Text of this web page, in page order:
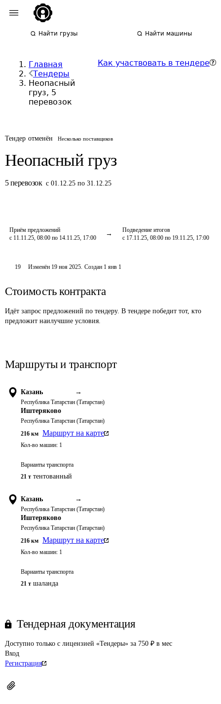
Найти грузы Найти машины
Главная
Тендеры
Неопасный
груз, 5
перевозок
Как участвовать в тендере
Тендер отменён Несколько поставщиков
Неопасный груз
5 перевозок с 01.12.25 по 31.12.25
Приём предложений
с 11.11.25, 08:00 по 14.11.25, 17:00
Подведение итогов
с 17.11.25, 08:00 по 19.11.25, 17:00
19 Изменён 19 ноя 2025. Создан 1 янв 1
Стоимость контракта
Идёт запрос предложений по тендеру. В тендере победит тот, кто
предложит наилучшие условия.
Маршруты и транспорт
Казань →
Республика Татарстан (Татарстан)
Иштеряково
Республика Татарстан (Татарстан)
216 км Маршрут на карте
Кол-во машин: 1
Варианты транспорта
21 т тентованный
Казань →
Республика Татарстан (Татарстан)
Иштеряково
Республика Татарстан (Татарстан)
216 км Маршрут на карте
Кол-во машин: 1
Варианты транспорта
21 т шаланда
Тендерная документация
Доступно только с лицензией «Тендеры» за 750 ₽ в мес
Вход
Регистрация